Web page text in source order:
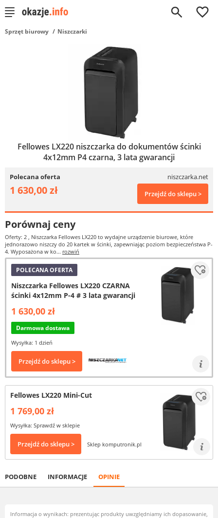
0
Sprzęt biurowy Niszczarki
Fellowes LX220 niszczarka do dokumentów ścinki
4x12mm P4 czarna, 3 lata gwarancji
Polecana oferta niszczarka.net
1 630,00 zł Przejdź do sklepu >
Porównaj ceny
Oferty: 2 , Niszczarka Fellowes LX220 to wydajne urządzenie biurowe, które
jednorazowo niszczy do 20 kartek w ścinki, zapewniając poziom bezpieczeństwa P-
4. Wyposażona w ko... rozwiń
POLECANA OFERTA
Niszczarka Fellowes LX220 CZARNA
ścinki 4x12mm P-4 # 3 lata gwarancji
1 630,00 zł
Darmowa dostawa
Wysyłka: 1 dzień
Przejdź do sklepu >
Fellowes LX220 Mini-Cut
1 769,00 zł
Wysyłka: Sprawdź w sklepie
Przejdź do sklepu > Sklep komputronik.pl
PODOBNE INFORMACJE OPINIE
Informacja o wynikach: prezentując produkty uwzględniamy ich dopasowanie,